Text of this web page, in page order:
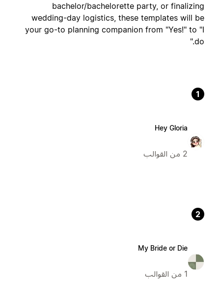
bachelor/bachelorette party, or finalizing
wedding-day logistics, these templates will be
your go-to planning companion from "Yes!" to "I
do."
1
Hey Gloria
2 من القوالب
2
My Bride or Die
1 من القوالب